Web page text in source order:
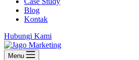
Blog
Kontak
Hubungi Kami
Menu